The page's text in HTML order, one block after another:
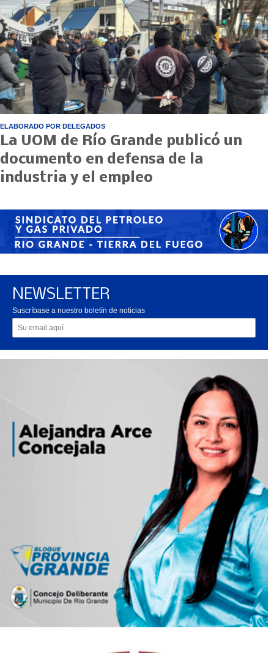
ELABORADO POR DELEGADOS
La UOM de Río Grande publicó un
documento en defensa de la
industria y el empleo
NEWSLETTER
Suscríbase a nuestro boletín de noticias